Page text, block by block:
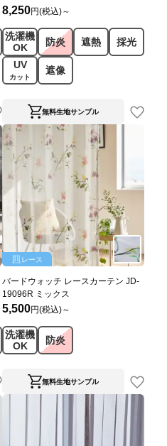
8,250円(税込)～
洗濯機
OK
防炎 遮熱
採光
UV
カット
遮像
無料生地サンプル
レース
バードウォッチ レースカーテン JD-
19096R ミックス
5,500円(税込)～
洗濯機
OK
防炎
無料生地サンプル